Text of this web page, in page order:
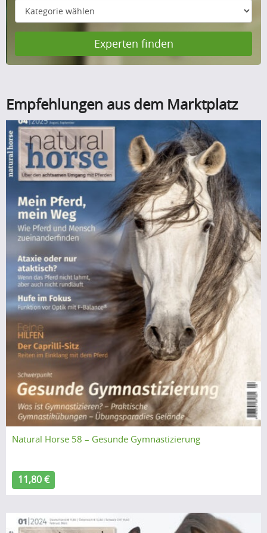
Experten finden
Empfehlungen aus dem Marktplatz
Natural Horse 58 – Gesunde Gymnastizierung
11,80 €